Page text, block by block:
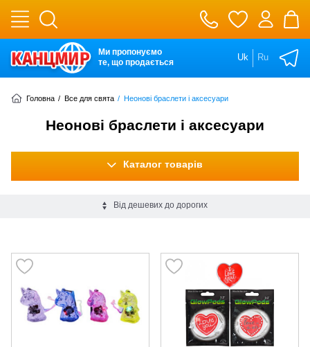
Ми пропонуємо
те, що продається
Uk Ru
Головна / Все для свята / Неонові браслети і аксесуари
Неонові браслети і аксесуари
Каталог товарів
Від дешевих до дорогих